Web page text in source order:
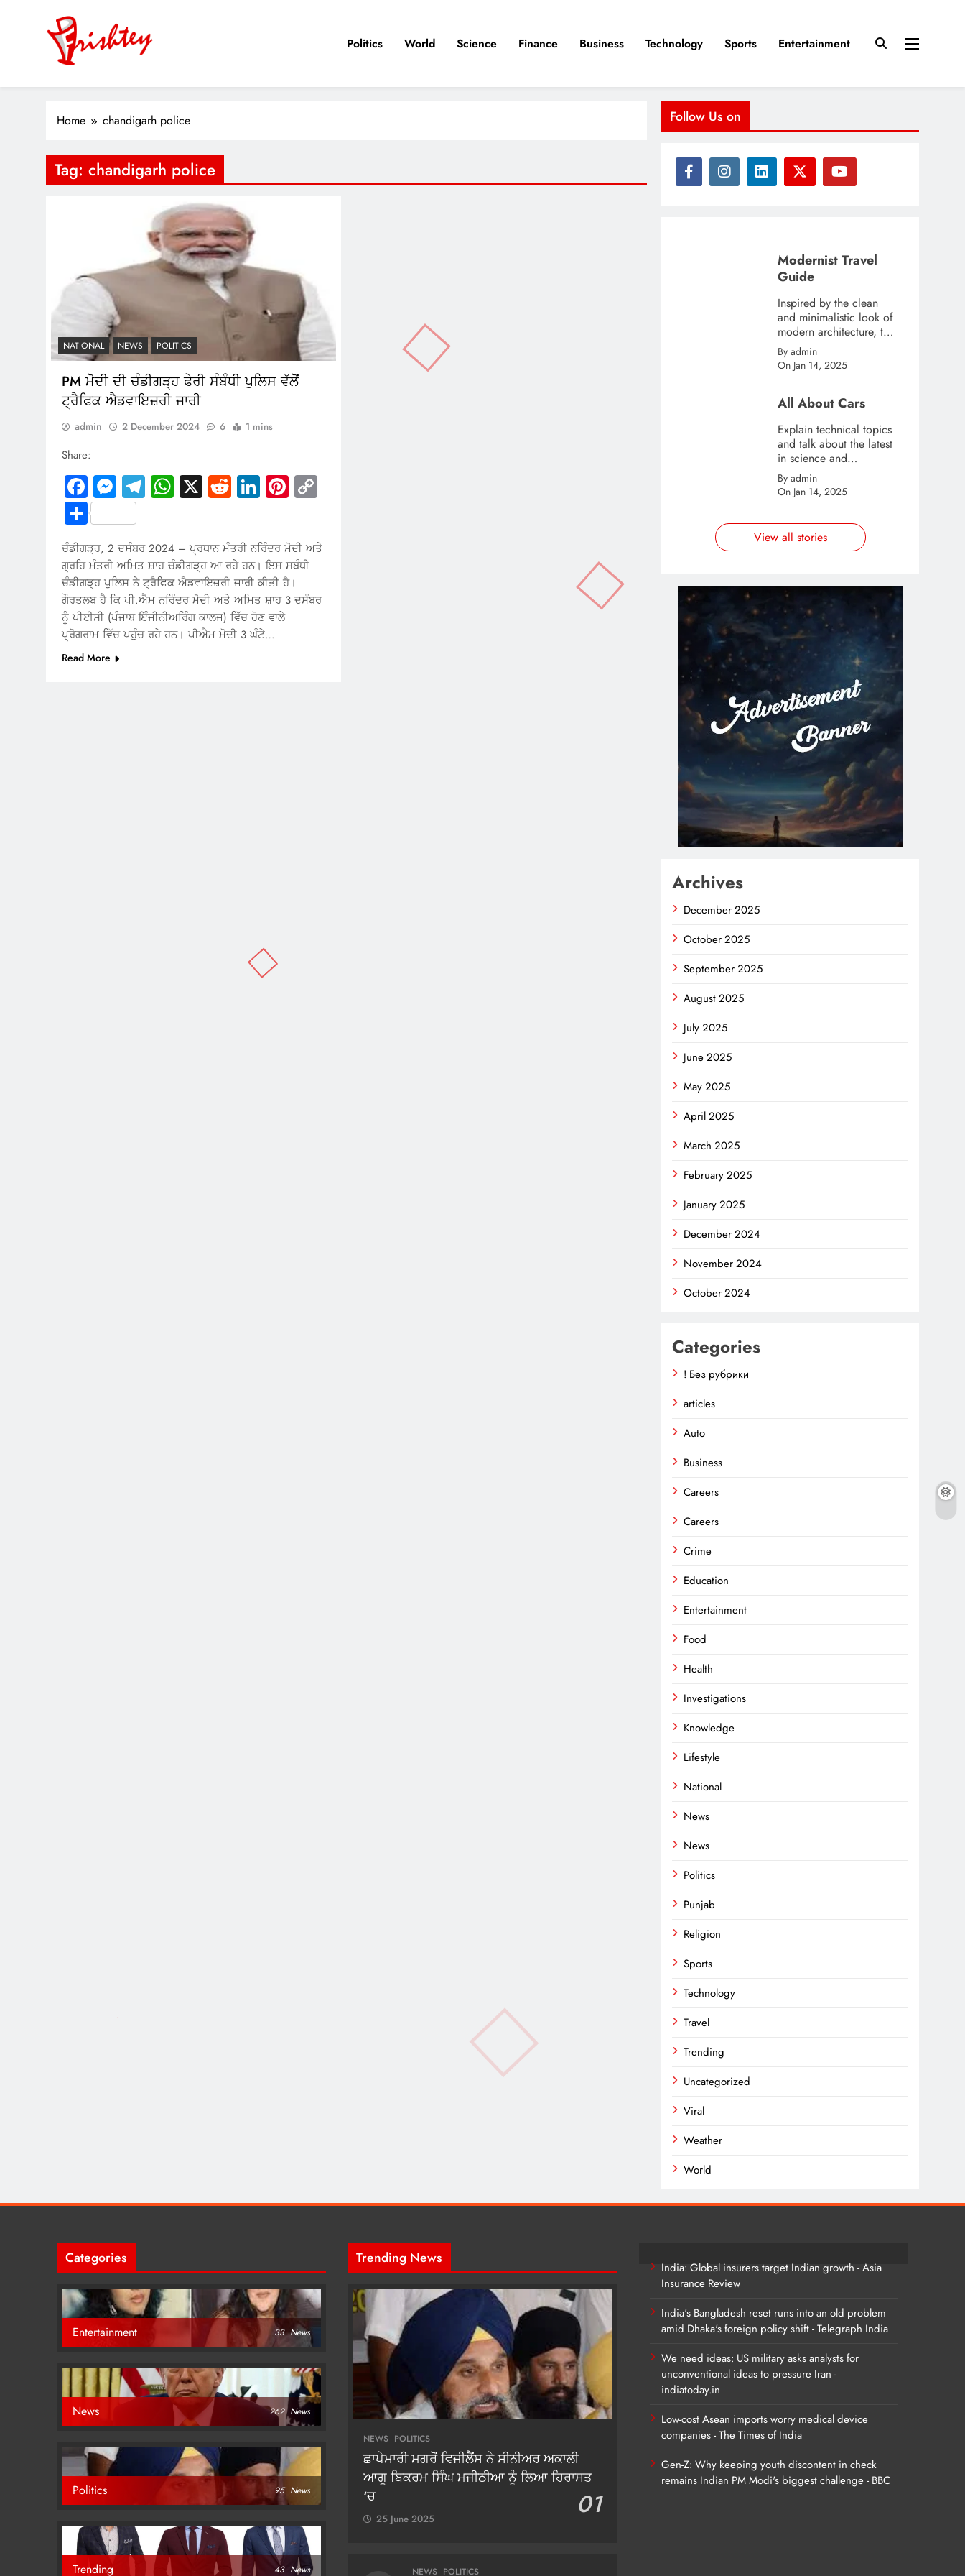
Your Window to the World
Politics World Science Finance Business Technology Sports Entertainment
Home chandigarh police
Tag: chandigarh police
NATIONAL NEWS POLITICS
PM ਮੋਦੀ ਦੀ ਚੰਡੀਗੜ੍ਹ ਫੇਰੀ ਸੰਬੰਧੀ ਪੁਲਿਸ ਵੱਲੋਂ
ਟ੍ਰੈਫਿਕ ਐਡਵਾਇਜ਼ਰੀ ਜਾਰੀ
admin 2 December 2024 6 1 mins
Share:
Facebook
Messenger
Telegram
WhatsApp
X RedditLinkedInPinterest
Share
ਚੰਡੀਗੜ੍ਹ, 2 ਦਸੰਬਰ 2024 – ਪ੍ਰਧਾਨ ਮੰਤਰੀ ਨਰਿੰਦਰ ਮੋਦੀ ਅਤੇ
ਗ੍ਰਹਿ ਮੰਤਰੀ ਅਮਿਤ ਸ਼ਾਹ ਚੰਡੀਗੜ੍ਹ ਆ ਰਹੇ ਹਨ। ਇਸ ਸਬੰਧੀ
ਚੰਡੀਗੜ੍ਹ ਪੁਲਿਸ ਨੇ ਟ੍ਰੈਫਿਕ ਐਡਵਾਇਜ਼ਰੀ ਜਾਰੀ ਕੀਤੀ ਹੈ।
ਗੌਰਤਲਬ ਹੈ ਕਿ ਪੀ.ਐਮ ਨਰਿੰਦਰ ਮੋਦੀ ਅਤੇ ਅਮਿਤ ਸ਼ਾਹ 3 ਦਸੰਬਰ
ਨੂੰ ਪੀਈਸੀ (ਪੰਜਾਬ ਇੰਜੀਨੀਅਰਿੰਗ ਕਾਲਜ) ਵਿੱਚ ਹੋਣ ਵਾਲੇ
ਪ੍ਰੋਗਰਾਮ ਵਿੱਚ ਪਹੁੰਚ ਰਹੇ ਹਨ। ਪੀਐਮ ਮੋਦੀ 3 ਘੰਟੇ…
Read More
Follow Us on
Modernist Travel
Guide
Inspired by the clean
and minimalistic look of
modern architecture, this
template is great for
creating stories about
urban and city tourism.
By admin
On Jan 14, 2025
All About Cars
Explain technical topics
and talk about the latest
in science and
technology with this
clean and futuristic
template.
By admin
On Jan 14, 2025
View all stories
Archives
December 2025
October 2025
September 2025
August 2025
July 2025
June 2025
May 2025
April 2025
March 2025
February 2025
January 2025
December 2024
November 2024
October 2024
Categories
! Без рубрики
articles
Auto
Business
Careers
Careers
Crime
Education
Entertainment
Food
Health
Investigations
Knowledge
Lifestyle
National
News
News
Politics
Punjab
Religion
Sports
Technology
Travel
Trending
Uncategorized
Viral
Weather
World
Categories
Entertainment 33 News
News 262 News
Politics 95 News
Trending 43 News
Trending News
NEWS POLITICS
ਛਾਪੇਮਾਰੀ ਮਗਰੋਂ ਵਿਜੀਲੈਂਸ ਨੇ ਸੀਨੀਅਰ ਅਕਾਲੀ
ਆਗੂ ਬਿਕਰਮ ਸਿੰਘ ਮਜੀਠੀਆ ਨੂੰ ਲਿਆ ਹਿਰਾਸਤ
‘ਚ
01
25 June 2025
NEWS POLITICS
India: Global insurers target Indian growth - Asia
Insurance Review
India's Bangladesh reset runs into an old problem
amid Dhaka's foreign policy shift - Telegraph India
We need ideas: US military asks analysts for
unconventional ideas to pressure Iran -
indiatoday.in
Low-cost Asean imports worry medical device
companies - The Times of India
Gen-Z: Why keeping youth discontent in check
remains Indian PM Modi's biggest challenge - BBC